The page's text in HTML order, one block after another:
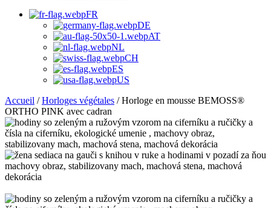
FR
DE
AT
NL
CH
ES
US
Accueil /Horloges végétales / Horloge en mousse BEMOSS®
ORTHO PINK avec cadran